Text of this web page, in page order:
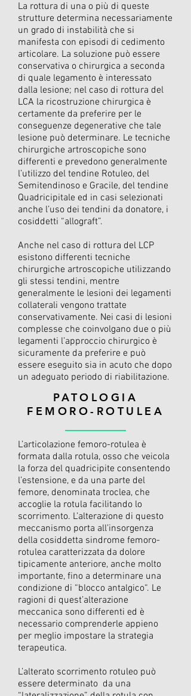
La rottura di una o più di queste
strutture determina necessariamente
un grado di instabilità che si
manifesta con episodi di cedimento
articolare. La soluzione può essere
conservativa o chirurgica a seconda
di quale legamento è interessato
dalla lesione; nel caso di rottura del
LCA la ricostruzione chirurgica è
certamente da preferire per le
conseguenze degenerative che tale
lesione può determinare. Le tecniche
chirurgiche artroscopiche sono
differenti e prevedono generalmente
l’utilizzo del tendine Rotuleo, del
Semitendinoso e Gracile, del tendine
Quadricipitale ed in casi selezionati
anche l’uso dei tendini da donatore, i
cosiddetti “allograft”.
Anche nel caso di rottura del LCP
esistono differenti tecniche
chirurgiche artroscopiche utilizzando
gli stessi tendini, mentre
generalmente le lesioni dei legamenti
collaterali vengono trattate
conservativamente. Nei casi di lesioni
complesse che coinvolgano due o più
legamenti l’approccio chirurgico è
sicuramente da preferire e può
essere eseguito sia in acuto che dopo
un adeguato periodo di riabilitazione.
PATOLOGIA
FEMORO-ROTULEA
L’articolazione femoro-rotulea è
formata dalla rotula, osso che veicola
la forza del quadricipite consentendo
l’estensione, e da una parte del
femore, denominata troclea, che
accoglie la rotula facilitando lo
scorrimento. L’alterazione di questo
meccanismo porta all’insorgenza
della cosiddetta sindrome femoro-
rotulea caratterizzata da dolore
tipicamente anteriore, anche molto
importante, fino a determinare una
condizione di “blocco antalgico“. Le
ragioni di quest’alterazione
meccanica sono differenti ed è
necessario comprenderle appieno
per meglio impostare la strategia
terapeutica.
L’alterato scorrimento rotuleo può
essere determinato da una